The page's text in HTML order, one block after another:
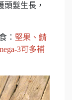
頭髮生長，
： 堅果、鯖
3可多補